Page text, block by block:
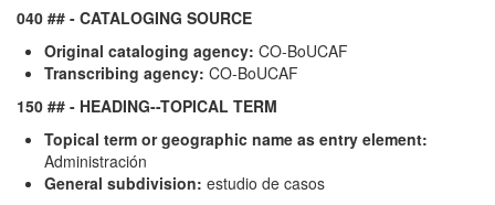
040 ## - CATALOGING SOURCE
Original cataloging agency: CO-BoUCAF
Transcribing agency: CO-BoUCAF
150 ## - HEADING--TOPICAL TERM
Topical term or geographic name as entry element:
Administración
General subdivision: estudio de casos